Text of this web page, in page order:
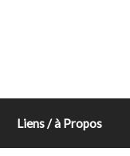
Liens / à Propos